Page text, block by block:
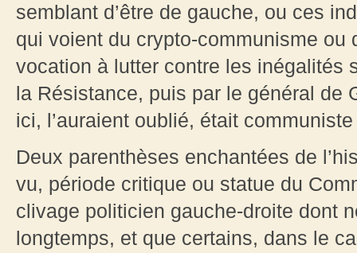
semblant d’être de gauche, ou ces
qui voient du crypto-communisme
vocation à lutter contre les inégalités
la Résistance, puis par le général de
ici, l’auraient oublié, était
Deux parenthèses enchantées de
vu, période critique ou statue du
clivage politicien gauche-droite dont
longtemps, et que certains, dans le